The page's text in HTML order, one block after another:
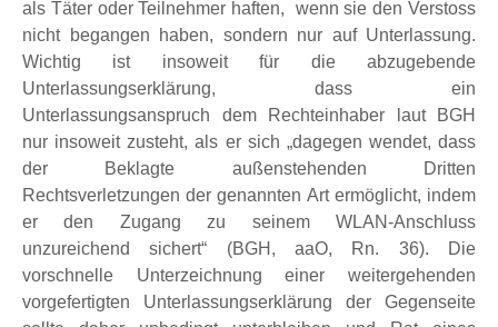
als Täter oder Teilnehmer haften, wenn sie den Verstoss
nicht begangen haben, sondern nur auf Unterlassung.
Wichtig ist insoweit für die abzugebende
Unterlassungserklärung, dass ein
Unterlassungsanspruch dem Rechteinhaber laut BGH
nur insoweit zusteht, als er sich „dagegen wendet, dass
der Beklagte außenstehenden Dritten
Rechtsverletzungen der genannten Art ermöglicht, indem
er den Zugang zu seinem WLAN-Anschluss
unzureichend sichert“ (BGH, aaO, Rn. 36). Die
vorschnelle Unterzeichnung einer weitergehenden
vorgefertigten Unterlassungserklärung der Gegenseite